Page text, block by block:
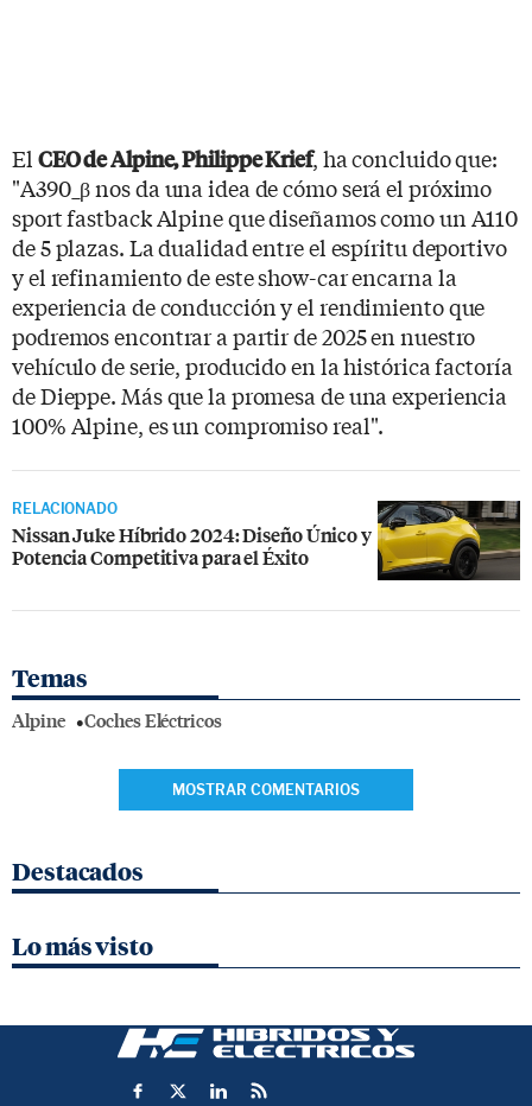
El CEO de Alpine, Philippe Krief, ha concluido que:
"A390_β nos da una idea de cómo será el próximo
sport fastback Alpine que diseñamos como un A110
de 5 plazas. La dualidad entre el espíritu deportivo
y el refinamiento de este show-car encarna la
experiencia de conducción y el rendimiento que
podremos encontrar a partir de 2025 en nuestro
vehículo de serie, producido en la histórica factoría
de Dieppe. Más que la promesa de una experiencia
100% Alpine, es un compromiso real".
RELACIONADO
Nissan Juke Híbrido 2024: Diseño Único y
Potencia Competitiva para el Éxito
Temas
Alpine Coches Eléctricos
MOSTRAR COMENTARIOS
Destacados
Lo más visto